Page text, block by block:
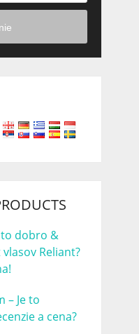
to dobro &
Reliant?
– Je to
a cena?